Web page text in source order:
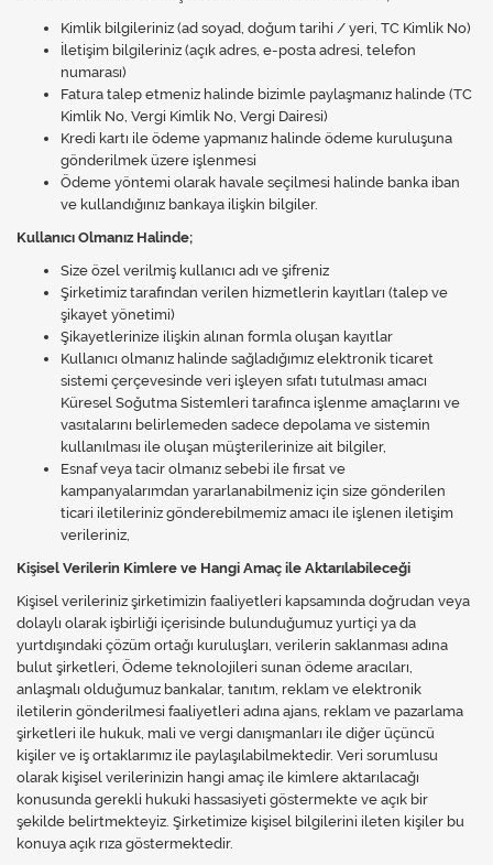
Kimlik bilgileriniz (ad soyad, doğum tarihi / yeri, TC Kimlik No)
İletişim bilgileriniz (açık adres, e-posta adresi, telefon
numarası)
Fatura talep etmeniz halinde bizimle paylaşmanız halinde (TC
Kimlik No, Vergi Kimlik No, Vergi Dairesi)
Kredi kartı ile ödeme yapmanız halinde ödeme kuruluşuna
gönderilmek üzere işlenmesi
Ödeme yöntemi olarak havale seçilmesi halinde banka iban
ve kullandığınız bankaya ilişkin bilgiler.
Kullanıcı Olmanız Halinde;
Size özel verilmiş kullanıcı adı ve şifreniz
Şirketimiz tarafından verilen hizmetlerin kayıtları (talep ve
şikayet yönetimi)
Şikayetlerinize ilişkin alınan formla oluşan kayıtlar
Kullanıcı olmanız halinde sağladığımız elektronik ticaret
sistemi çerçevesinde veri işleyen sıfatı tutulması amacı
Küresel Soğutma Sistemleri tarafınca işlenme amaçlarını ve
vasıtalarını belirlemeden sadece depolama ve sistemin
kullanılması ile oluşan müşterilerinize ait bilgiler,
Esnaf veya tacir olmanız sebebi ile fırsat ve
kampanyalarımdan yararlanabilmeniz için size gönderilen
ticari iletileriniz gönderebilmemiz amacı ile işlenen iletişim
verileriniz,
Kişisel Verilerin Kimlere ve Hangi Amaç ile Aktarılabileceği
Kişisel verileriniz şirketimizin faaliyetleri kapsamında doğrudan veya
dolaylı olarak işbirliği içerisinde bulunduğumuz yurtiçi ya da
yurtdışındaki çözüm ortağı kuruluşları, verilerin saklanması adına
bulut şirketleri, Ödeme teknolojileri sunan ödeme aracıları,
anlaşmalı olduğumuz bankalar, tanıtım, reklam ve elektronik
iletilerin gönderilmesi faaliyetleri adına ajans, reklam ve pazarlama
şirketleri ile hukuk, mali ve vergi danışmanları ile diğer üçüncü
kişiler ve iş ortaklarımız ile paylaşılabilmektedir. Veri sorumlusu
olarak kişisel verilerinizin hangi amaç ile kimlere aktarılacağı
konusunda gerekli hukuki hassasiyeti göstermekte ve açık bir
şekilde belirtmekteyiz. Şirketimize kişisel bilgilerini ileten kişiler bu
konuya açık rıza göstermektedir.